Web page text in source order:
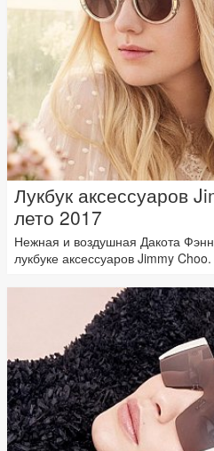
Лукбук аксессуаров
лето 2017
Нежная и воздушная Дакота
лукбуке аксессуаров Jimmy Choo.